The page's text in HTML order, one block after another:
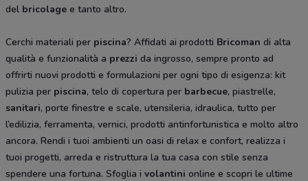
del bricolage e tanto altro.
Cerchi materiali per piscina? Affidati ai prodotti Bricoman di alta
qualità e funzionalità a prezzi da ingrosso, sempre pronto ad
offrirti nuovi prodotti e formulazioni per ogni tipo di esigenza: kit
pulizia per piscina, telo di copertura per barbecue, piastrelle,
sanitari, porte finestre e scale, utensileria, idraulica, tutto per
l’edilizia, ferramenta, vernici, prodotti antinfortunistica e molto altro
ancora. Rendi i tuoi ambienti un oasi di relax e confort, realizza i
tuoi progetti, arreda e ristruttura la tua casa con stile senza
spendere una fortuna. Sfoglia i volantini online e scopri le ultime